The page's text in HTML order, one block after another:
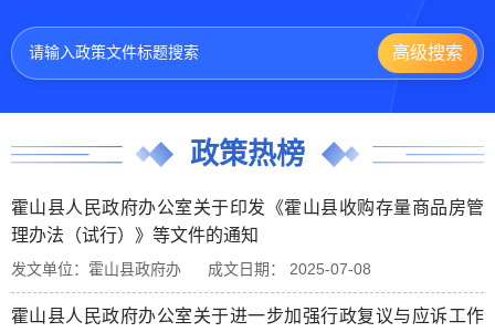
政策热榜
霍山县人民政府办公室关于印发《霍山县收购存量商品房管
理办法（试行）》等文件的通知
发文单位：霍山县政府办 成文日期： 2025-07-08
霍山县人民政府办公室关于进一步加强行政复议与应诉工作